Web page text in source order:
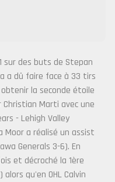
sur des buts de Stepan
a dû faire face à 33 tirs
la seconde étoile
Marti avec une
- Lehigh Valley
Moor a réalisé un assist
Generals 3-6). En
et décroché la 1ère
qu'en OHL Calvin